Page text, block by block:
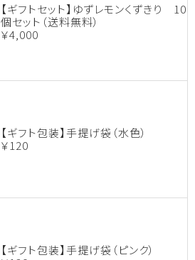
【ギフトセット】ゆずレモンくずきり 10
個セット（送料無料）
￥4,000
【ギフト包装】手提げ袋（水色）
￥120
【ギフト包装】手提げ袋（ピンク）